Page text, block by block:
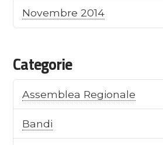
Novembre 2014
Categorie
Assemblea Regionale
Bandi